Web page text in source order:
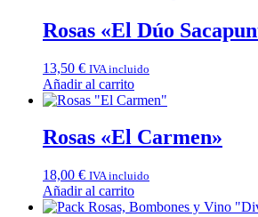
Rosas «El Dúo
13,50 € IVA incluido
Añadir al carrito
Rosas «El Carmen»
18,00 € IVA incluido
Añadir al carrito